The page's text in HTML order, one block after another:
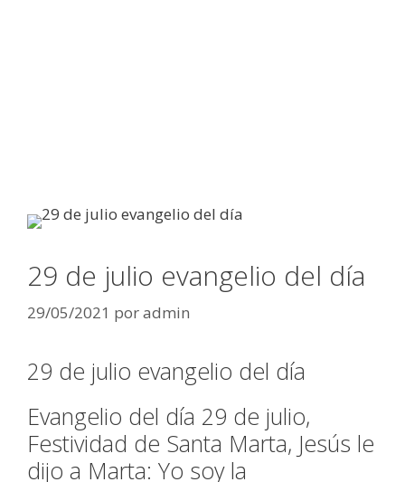
29 de julio evangelio del día
29/05/2021 poradmin
29 de julio evangelio del día
Evangelio del día 29 de julio,
Festividad de Santa Marta, Jesús le
dijo a Marta: Yo soy la